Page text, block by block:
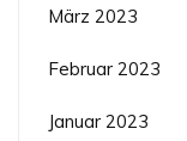
März 2023
Februar 2023
Januar 2023